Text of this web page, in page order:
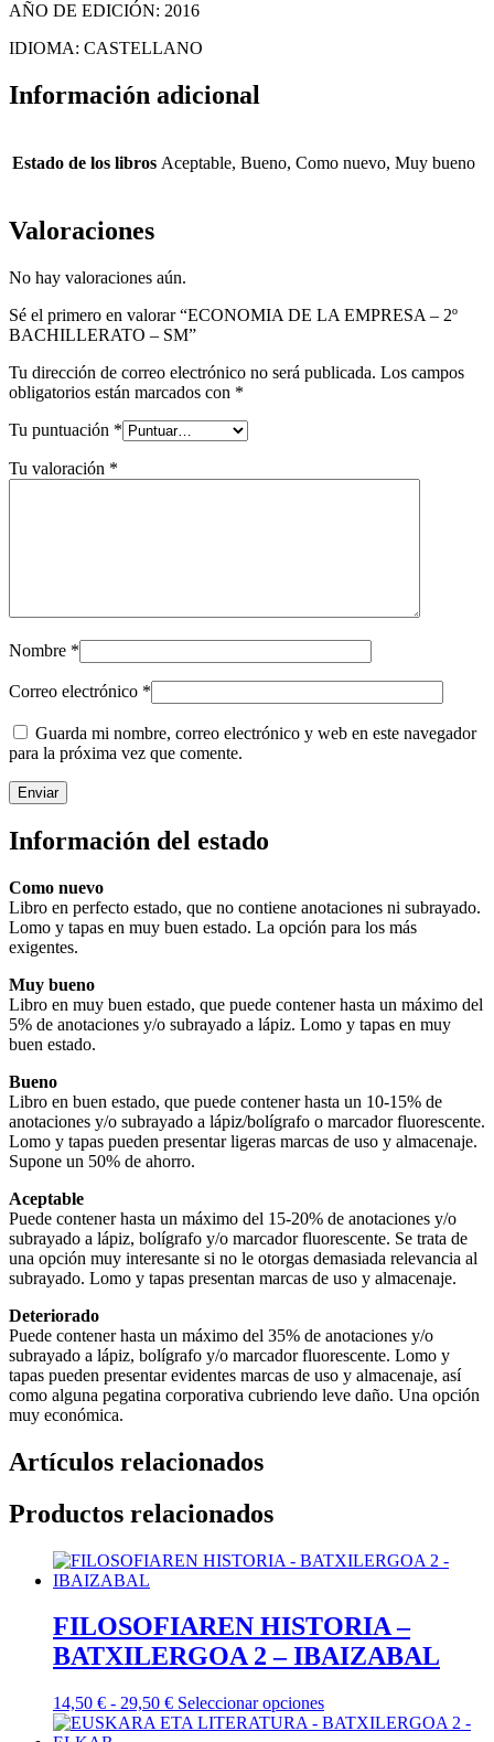
AÑO DE EDICIÓN: 2016
IDIOMA: CASTELLANO
Información adicional
Estado de los libros Aceptable, Bueno, Como nuevo, Muy bueno
Valoraciones
No hay valoraciones aún.
Sé el primero en valorar “ECONOMIA DE LA EMPRESA – 2º
BACHILLERATO – SM”
Tu dirección de correo electrónico no será publicada. Los campos
obligatorios están marcados con *
Tu puntuación *
Tu valoración *
Nombre *
Correo electrónico *
Guarda mi nombre, correo electrónico y web en este navegador
para la próxima vez que comente.
Información del estado
Como nuevo
Libro en perfecto estado, que no contiene anotaciones ni subrayado.
Lomo y tapas en muy buen estado. La opción para los más
exigentes.
Muy bueno
Libro en muy buen estado, que puede contener hasta un máximo del
5% de anotaciones y/o subrayado a lápiz. Lomo y tapas en muy
buen estado.
Bueno
Libro en buen estado, que puede contener hasta un 10-15% de
anotaciones y/o subrayado a lápiz/bolígrafo o marcador fluorescente.
Lomo y tapas pueden presentar ligeras marcas de uso y almacenaje.
Supone un 50% de ahorro.
Aceptable
Puede contener hasta un máximo del 15-20% de anotaciones y/o
subrayado a lápiz, bolígrafo y/o marcador fluorescente. Se trata de
una opción muy interesante si no le otorgas demasiada relevancia al
subrayado. Lomo y tapas presentan marcas de uso y almacenaje.
Deteriorado
Puede contener hasta un máximo del 35% de anotaciones y/o
subrayado a lápiz, bolígrafo y/o marcador fluorescente. Lomo y
tapas pueden presentar evidentes marcas de uso y almacenaje, así
como alguna pegatina corporativa cubriendo leve daño. Una opción
muy económica.
Artículos relacionados
Productos relacionados
FILOSOFIAREN HISTORIA –
BATXILERGOA 2 – IBAIZABAL
14,50 € - 29,50 €Rango
de
Seleccionar opcionesEste
producto